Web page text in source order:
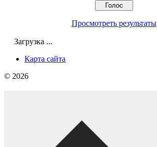
Просмотреть результаты
Загрузка ...
Карта сайта
© 2026